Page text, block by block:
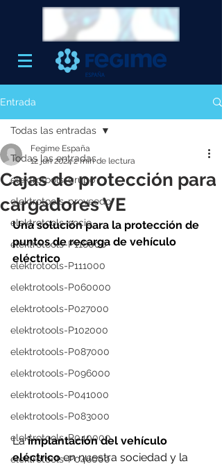
Entrada
Todas las entradas
elektrotools-grupo
elektrotools-proveedor
elektrotools-socio
elektrotools-P118000
elektrotools-P111000
elektrotools-P060000
elektrotools-P027000
elektrotools-P102000
elektrotools-P087000
elektrotools-P096000
elektrotools-P041000
elektrotools-P083000
elektrotools-P040000
elektrotools-P046000
Todas las entradas
Cajas de protección para
cargadores VE
Fegime España
12 jun 20242 min de lectura
Una solución para la protección de
puntos de recarga de vehículo
eléctrico
La implantación del vehículo
eléctrico en nuestra sociedad y la